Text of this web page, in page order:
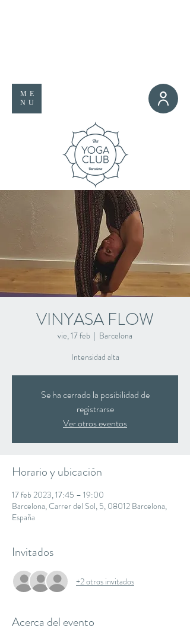
ME
NU
VINYASA FLOW
vie, 17 feb
  |
Barcelona
Intensidad alta
Se ha cerrado la posibilidad de
registrarse
Ver otros eventos
Horario y ubicación
17 feb 2023, 17:45 – 19:00
Barcelona, Carrer del Sol, 5, 08012 Barcelona,
España
Invitados
+2 otros invitados
Acerca del evento